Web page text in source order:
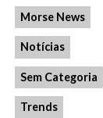
Morse News
Notícias
Sem Categoria
Trends